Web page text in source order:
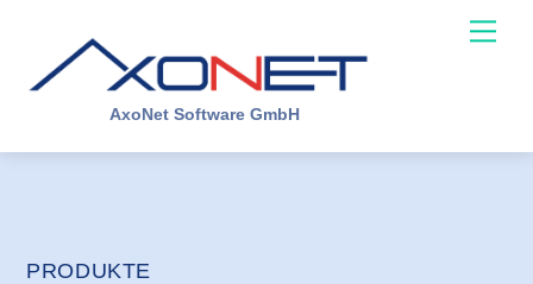
content
AxoNet Software GmbH
PRODUKTE